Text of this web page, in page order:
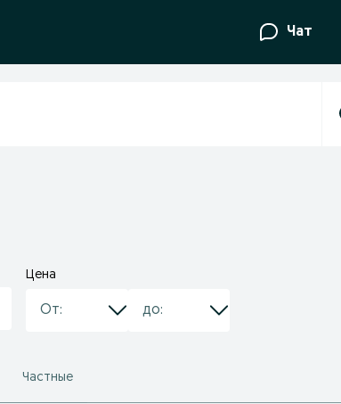
Чат
Цена
Частные